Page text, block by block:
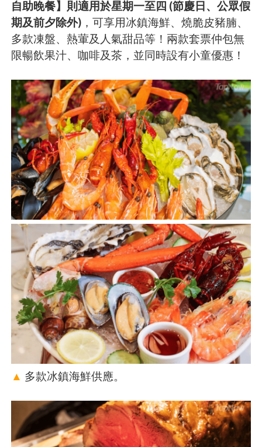
自助晚餐】則適用於星期一至四 (節慶日、公眾假
期及前夕除外) ，可享用冰鎮海鮮、燒脆皮豬腩、
多款凍盤、熱葷及人氣甜品等！兩款套票仲包無
限暢飲果汁、咖啡及茶，並同時設有小童優惠！
▲ 多款冰鎮海鮮供應。